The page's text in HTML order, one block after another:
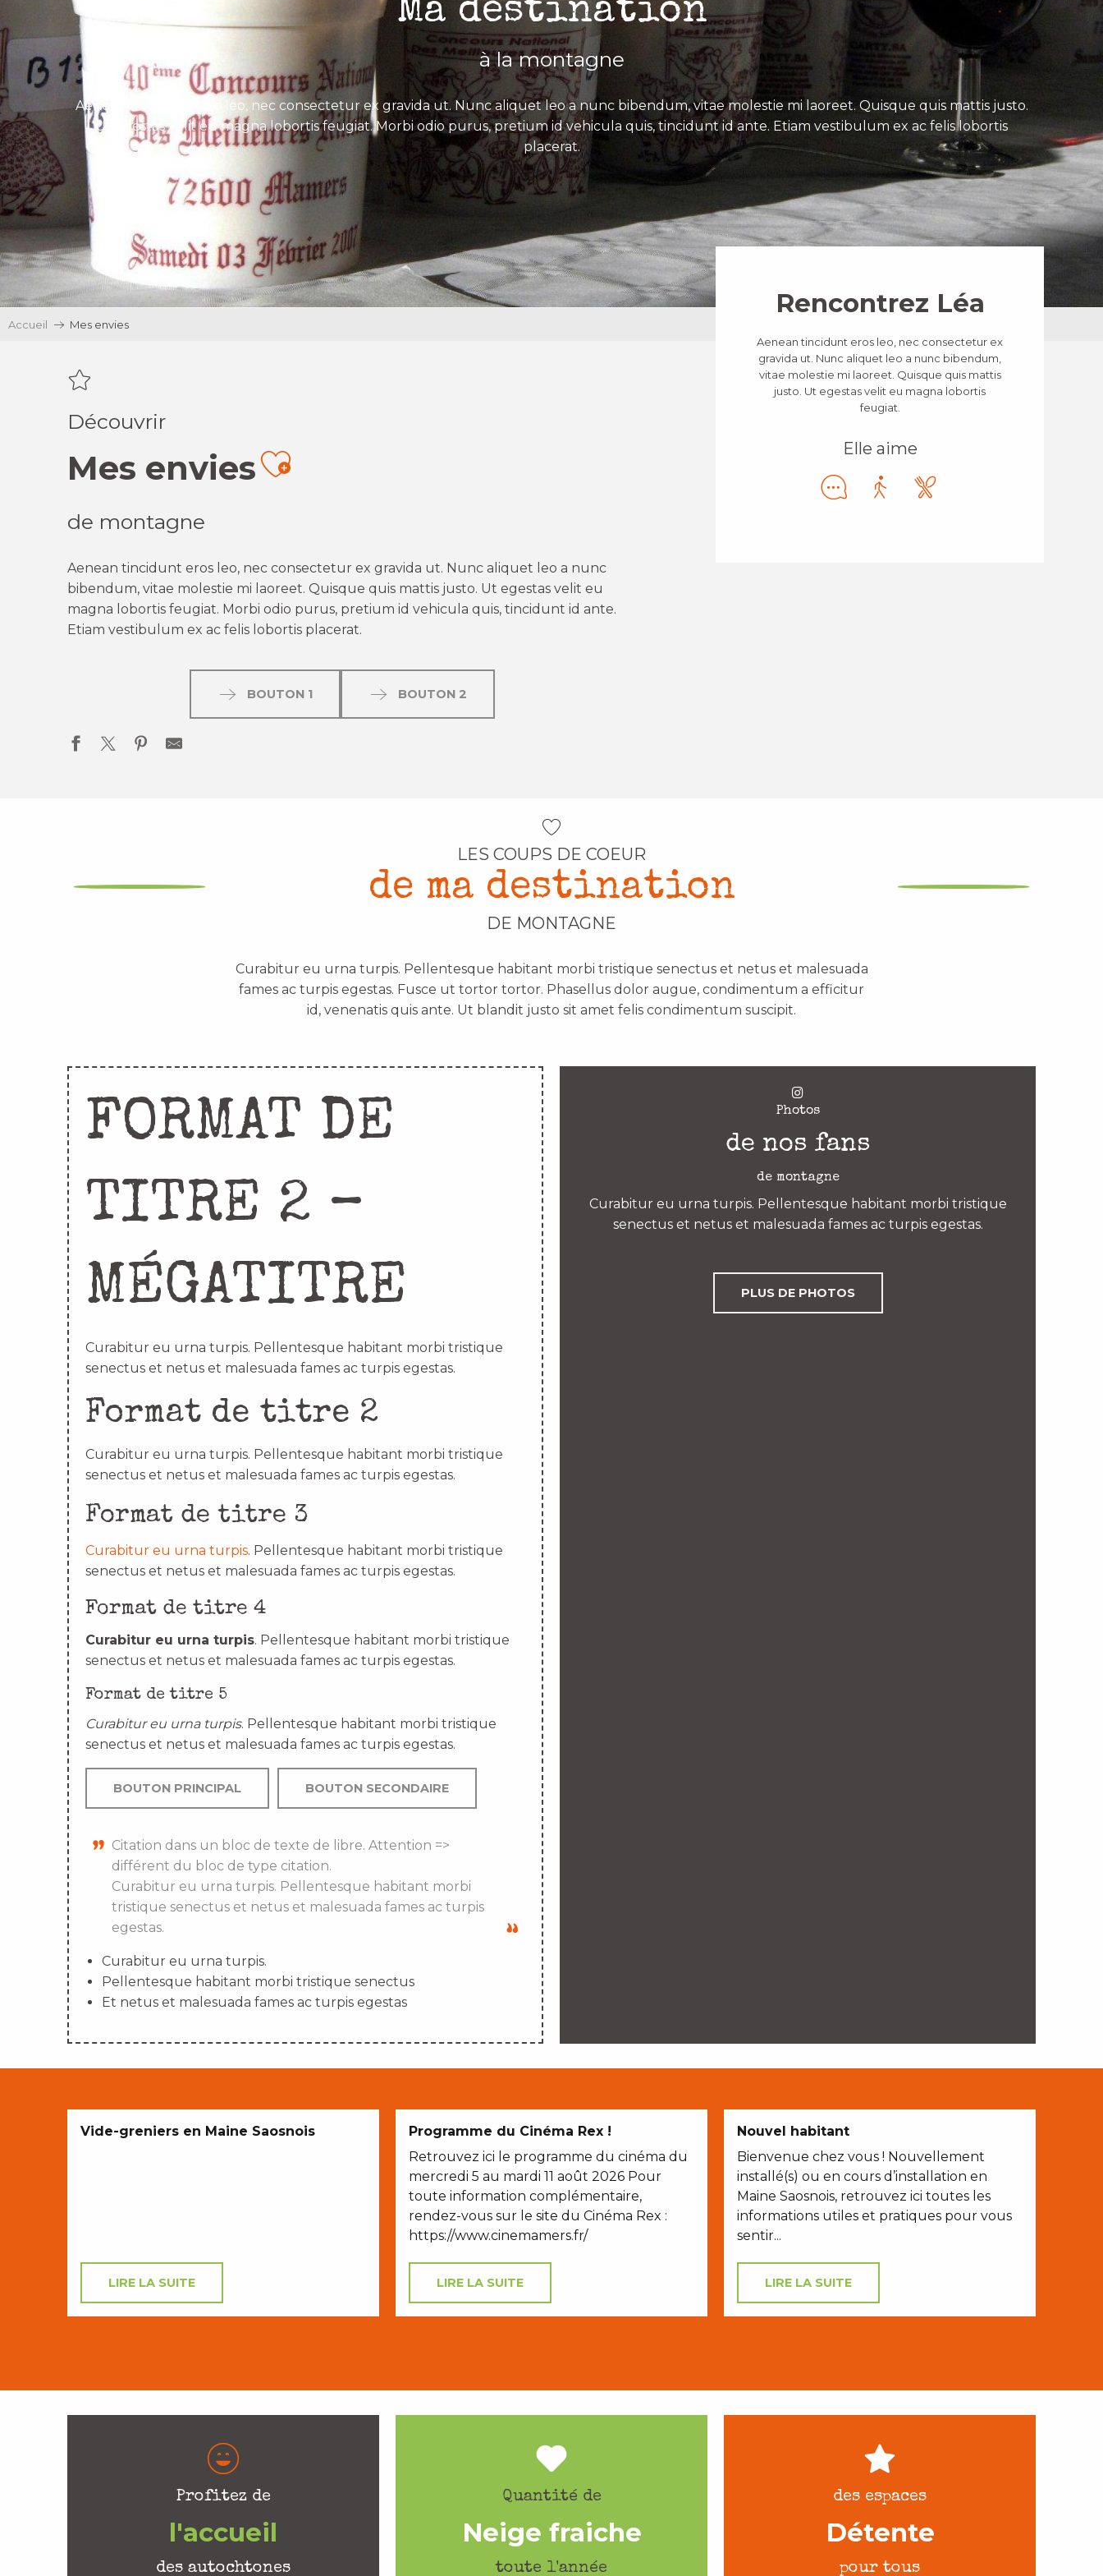
Ma destination
à la montagne
Aenean tincidunt eros leo, nec consectetur ex gravida ut. Nunc aliquet leo a nunc bibendum, vitae molestie mi laoreet. Quisque quis mattis justo.
Ut egestas velit eu magna lobortis feugiat. Morbi odio purus, pretium id vehicula quis, tincidunt id ante. Etiam vestibulum ex ac felis lobortis
placerat.
Accueil Mes envies
Découvrir
Mes enviesAjouter aux favoris
de montagne
Aenean tincidunt eros leo, nec consectetur ex gravida ut. Nunc aliquet leo a nunc
bibendum, vitae molestie mi laoreet. Quisque quis mattis justo. Ut egestas velit eu
magna lobortis feugiat. Morbi odio purus, pretium id vehicula quis, tincidunt id ante.
Etiam vestibulum ex ac felis lobortis placerat.
BOUTON 1 BOUTON 2
Rencontrez Léa
Aenean tincidunt eros leo, nec consectetur ex
gravida ut. Nunc aliquet leo a nunc bibendum,
vitae molestie mi laoreet. Quisque quis mattis
justo. Ut egestas velit eu magna lobortis
feugiat.
Elle aime
LES COUPS DE COEUR
de ma destination
DE MONTAGNE
Curabitur eu urna turpis. Pellentesque habitant morbi tristique senectus et netus et malesuada
fames ac turpis egestas. Fusce ut tortor tortor. Phasellus dolor augue, condimentum a efficitur
id, venenatis quis ante. Ut blandit justo sit amet felis condimentum suscipit.
FORMAT DE
TITRE 2 –
MÉGATITRE
Curabitur eu urna turpis. Pellentesque habitant morbi tristique
senectus et netus et malesuada fames ac turpis egestas.
Format de titre 2
Curabitur eu urna turpis. Pellentesque habitant morbi tristique
senectus et netus et malesuada fames ac turpis egestas.
Format de titre 3
Curabitur eu urna turpis. Pellentesque habitant morbi tristique
senectus et netus et malesuada fames ac turpis egestas.
Format de titre 4
Curabitur eu urna turpis. Pellentesque habitant morbi tristique
senectus et netus et malesuada fames ac turpis egestas.
Format de titre 5
Curabitur eu urna turpis. Pellentesque habitant morbi tristique
senectus et netus et malesuada fames ac turpis egestas.
BOUTON PRINCIPAL BOUTON SECONDAIRE
Citation dans un bloc de texte de libre. Attention =>
différent du bloc de type citation.
Curabitur eu urna turpis. Pellentesque habitant morbi
tristique senectus et netus et malesuada fames ac turpis
egestas.
Curabitur eu urna turpis.
Pellentesque habitant morbi tristique senectus
Et netus et malesuada fames ac turpis egestas
Photos
de nos fans
de montagne
Curabitur eu urna turpis. Pellentesque habitant morbi tristique
senectus et netus et malesuada fames ac turpis egestas.
PLUS DE PHOTOS
Vide-greniers en Maine Saosnois
LIRE LA SUITE
Programme du Cinéma Rex !
Retrouvez ici le programme du cinéma du
mercredi 5 au mardi 11 août 2026 Pour
toute information complémentaire,
rendez-vous sur le site du Cinéma Rex :
https://www.cinemamers.fr/
LIRE LA SUITE
Nouvel habitant
Bienvenue chez vous ! Nouvellement
installé(s) ou en cours d’installation en
Maine Saosnois, retrouvez ici toutes les
informations utiles et pratiques pour vous
sentir...
LIRE LA SUITE
Profitez de
l'accueil
des autochtones
Quantité de
Neige fraiche
toute l'année
des espaces
Détente
pour tous